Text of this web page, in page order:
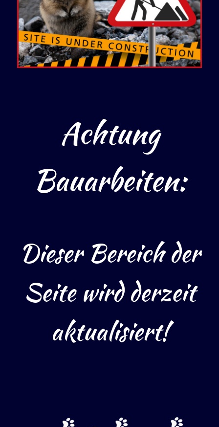
Achtung
Bauarbeiten:
Dieser Bereich der
Seite wird derzeit
aktualisiert!